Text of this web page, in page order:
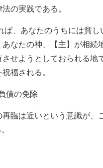
の実践である。
ば、あなたのうちには貧し
あなたの神、【主】が相続
せようとしておられる地
福される。
債の免除
臨は近いという意識が、